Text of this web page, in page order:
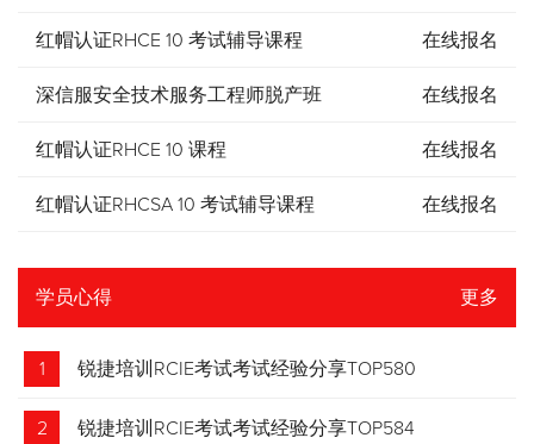
红帽认证RHCE 10 考试辅导课程 在线报名
深信服安全技术服务工程师脱产班 在线报名
红帽认证RHCE 10 课程 在线报名
红帽认证RHCSA 10 考试辅导课程 在线报名
学员心得 更多
1 锐捷培训RCIE考试考试经验分享TOP580
2 锐捷培训RCIE考试考试经验分享TOP584